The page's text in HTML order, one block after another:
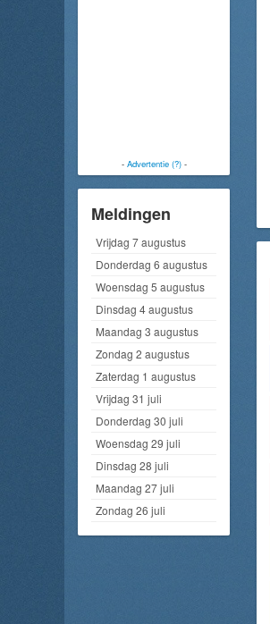
- Advertentie (?)-
Meldingen
Vrijdag 7 augustus
Donderdag 6 augustus
Woensdag 5 augustus
Dinsdag 4 augustus
Maandag 3 augustus
Zondag 2 augustus
Zaterdag 1 augustus
Vrijdag 31 juli
Donderdag 30 juli
Woensdag 29 juli
Dinsdag 28 juli
Maandag 27 juli
Zondag 26 juli